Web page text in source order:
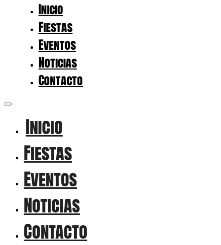
Inicio
Fiestas
Eventos
Noticias
Contacto
Inicio
Fiestas
Eventos
Noticias
Contacto